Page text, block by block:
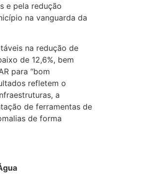
e pela redução
na vanguarda da
na redução de
de 12,6%, bem
para “bom
refletem o
a
de ferramentas de
de forma